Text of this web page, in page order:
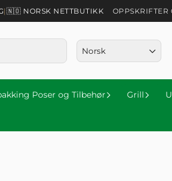
| 🇳🇴 NORSK NETTBUTIKK OPPSKRIFTER
Poser og Tilbehør Grill